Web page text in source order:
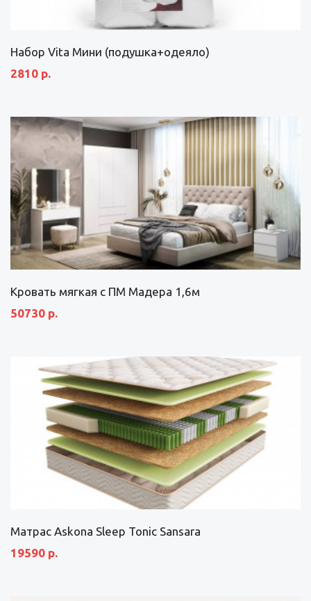
Набор Vita Мини (подушка+одеяло)
2810 р.
Кровать мягкая с ПМ Мадера 1,6м
50730 р.
Матрас Askona Sleep Tonic Sansara
19590 р.